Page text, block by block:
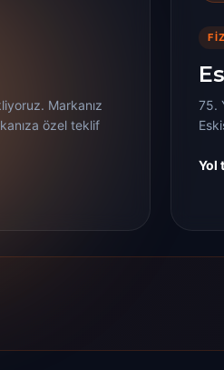
Markanız
özel teklif
75.
Yol